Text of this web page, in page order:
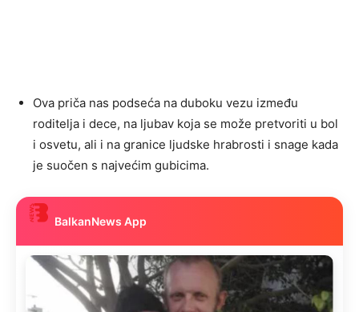
Ova priča nas podseća na duboku vezu između
roditelja i dece, na ljubav koja se može pretvoriti u bol
i osvetu, ali i na granice ljudske hrabrosti i snage kada
je suočen s najvećim gubicima.
BalkanNews App